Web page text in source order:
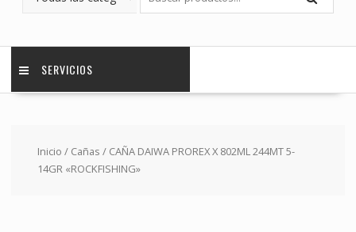
SERVICIOS
Inicio / Cañas / CAÑA DAIWA PROREX X 802ML 244MT 5-
14GR «ROCKFISHING»